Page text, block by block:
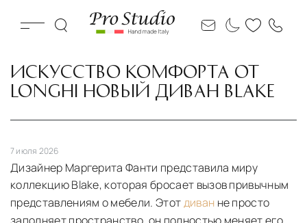
ИСКУССТВО КОМФОРТА ОТ
LONGHI НОВЫЙ ДИВАН BLAKE
7 июля 2026
Дизайнер Маргерита Фанти представила миру
коллекцию Blake, которая бросает вызов привычным
представлениям о мебели. Этотдиван не просто